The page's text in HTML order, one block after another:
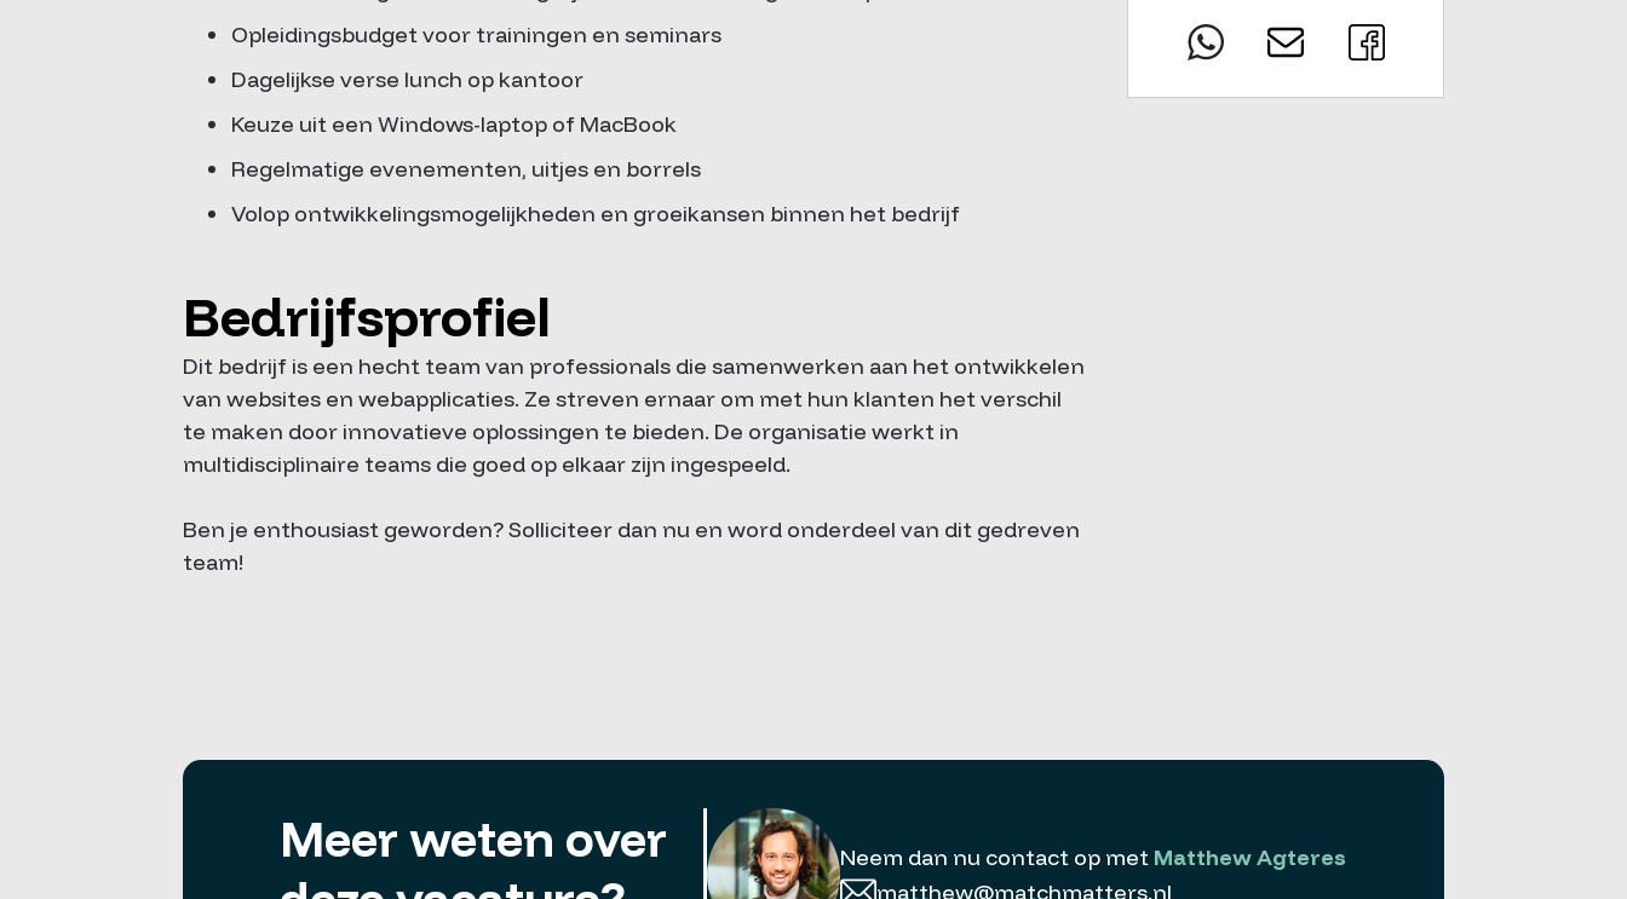
Opleidingsbudget voor trainingen en seminars
Dagelijkse verse lunch op kantoor
Keuze uit een Windows-laptop of MacBook
Regelmatige evenementen, uitjes en borrels
Volop ontwikkelingsmogelijkheden en groeikansen binnen het bedrijf
Bedrijfsprofiel
Dit bedrijf is een hecht team van professionals die samenwerken aan het ontwikkelen
van websites en webapplicaties. Ze streven ernaar om met hun klanten het verschil
te maken door innovatieve oplossingen te bieden. De organisatie werkt in
multidisciplinaire teams die goed op elkaar zijn ingespeeld.
Ben je enthousiast geworden? Solliciteer dan nu en word onderdeel van dit gedreven
team!
Meer weten over
Neem dan nu contact op met Matthew Agteres
matthew@matchmatters.nl